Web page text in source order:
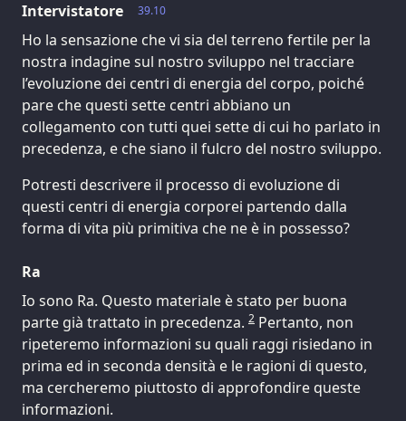
39.10
Intervistatore
Ho la sensazione che vi sia del terreno fertile per la
nostra indagine sul nostro sviluppo nel tracciare
l’evoluzione dei centri di energia del corpo, poiché
pare che questi sette centri abbiano un
collegamento con tutti quei sette di cui ho parlato in
precedenza, e che siano il fulcro del nostro sviluppo.
Potresti descrivere il processo di evoluzione di
questi centri di energia corporei partendo dalla
forma di vita più primitiva che ne è in possesso?
Ra
Io sono Ra. Questo materiale è stato per buona
parte già trattato in precedenza. 2 Pertanto, non
ripeteremo informazioni su quali raggi risiedano in
prima ed in seconda densità e le ragioni di questo,
ma cercheremo piuttosto di approfondire queste
informazioni.